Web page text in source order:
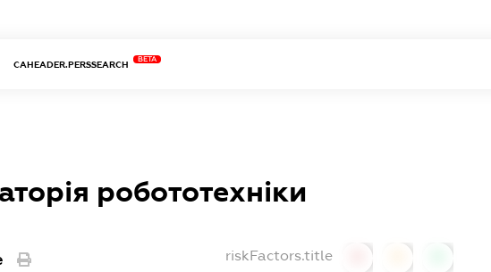
CAHEADER.PERSSEARCH
BETA
робототехніки
riskFactors.title